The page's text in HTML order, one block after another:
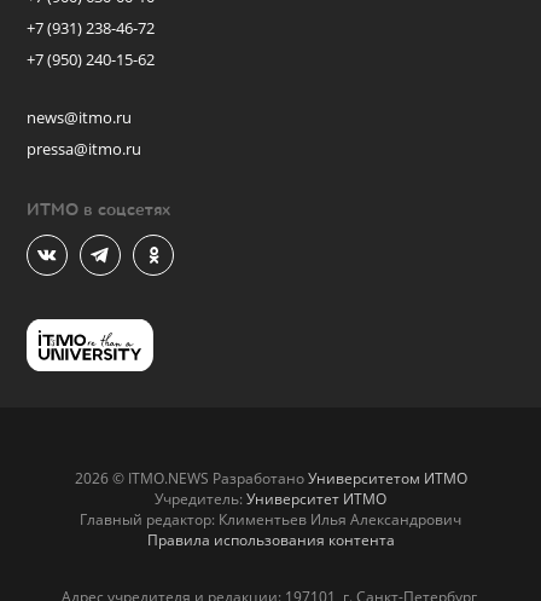
+7 (931) 238-46-72
+7 (950) 240-15-62
news@itmo.ru
pressa@itmo.ru
ИТМО в соцсетях
2026 © ITMO.NEWS РазработаноУниверситетом ИТМО
Учредитель: Университет ИТМО
Главный редактор: Климентьев Илья Александрович
Правила использования контента
Адрес учредителя и редакции: 197101, г. Санкт-Петербург,